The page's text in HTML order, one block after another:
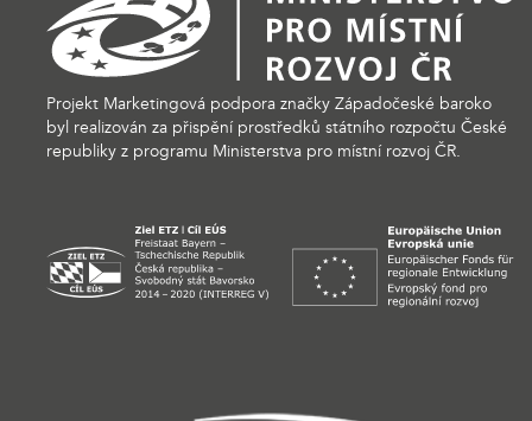
Projekt Marketingová podpora značky Západočeské baroko
byl realizován za přispění prostředků státního rozpočtu České
republiky z programu Ministerstva pro místní rozvoj ČR.